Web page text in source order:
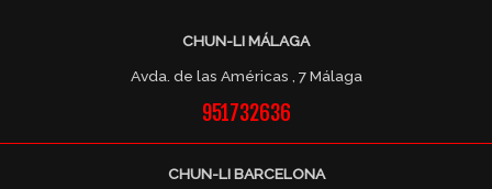
CHUN-LI MÁLAGA
Avda. de las Américas , 7 Málaga
951732636
CHUN-LI BARCELONA